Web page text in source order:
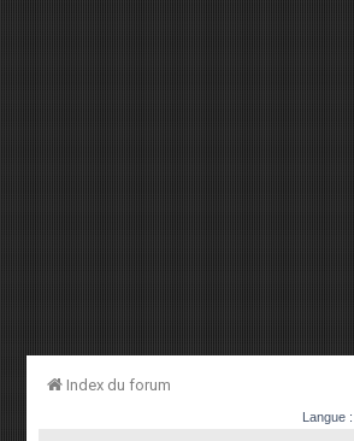
Index du forum
Langue :